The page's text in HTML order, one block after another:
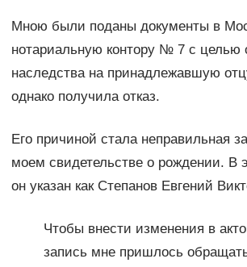
Мною были поданы документы в
нотариальную контору № 7 с целью
наследства на принадлежавшую
однако получила отказ.
Его причиной стала неправильная
моем свидетельстве о рождении. В
он указан как Степанов Евгений
Чтобы внести изменения в
запись мне пришлось